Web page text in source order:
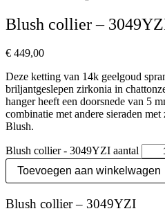
Blush collier –
€ 449,00
Deze ketting van 14k geelgoud
briljantgeslepen zirkonia in
hanger heeft een doorsnede van 5
combinatie met andere sieraden
Blush.
Blush collier - 3049YZI aantal
Toevoegen aan winkelwagen
Blush collier – 3049YZI